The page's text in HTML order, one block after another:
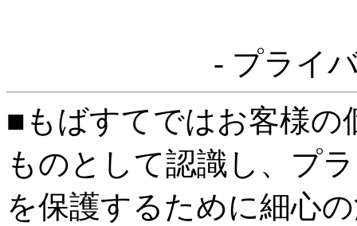
- プライ
■もばすてではお客様の
ものとして認識し、プ
を保護するために細心